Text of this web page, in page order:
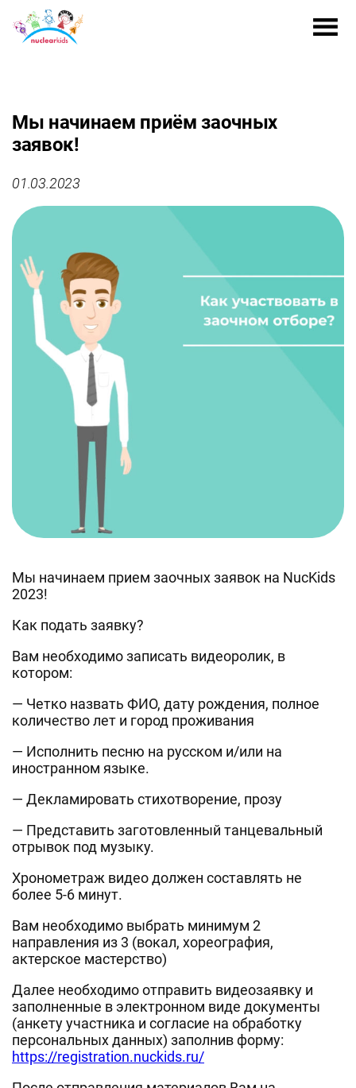
Мы начинаем приём заочных
заявок!
01.03.2023
Мы начинаем прием заочных заявок на NucKids
2023!
Как подать заявку?
Вам необходимо записать видеоролик, в
котором:
— Четко назвать ФИО, дату рождения, полное
количество лет и город проживания
— Исполнить песню на русском и/или на
иностранном языке.
— Декламировать стихотворение, прозу
— Представить заготовленный танцевальный
отрывок под музыку.
Хронометраж видео должен составлять не
более 5-6 минут.
Вам необходимо выбрать минимум 2
направления из 3 (вокал, хореография,
актерское мастерство)
Далее необходимо отправить видеозаявку и
заполненные в электронном виде документы
(анкету участника и согласие на обработку
персональных данных) заполнив форму:
https://registration.nuckids.ru/